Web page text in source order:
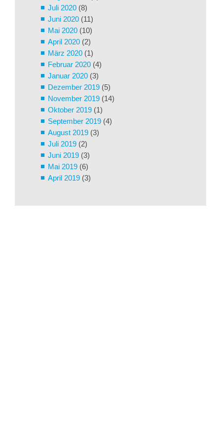
Juli 2020 (8)
Juni 2020 (11)
Mai 2020 (10)
April 2020 (2)
März 2020 (1)
Februar 2020 (4)
Januar 2020 (3)
Dezember 2019 (5)
November 2019 (14)
Oktober 2019 (1)
September 2019 (4)
August 2019 (3)
Juli 2019 (2)
Juni 2019 (3)
Mai 2019 (6)
April 2019 (3)